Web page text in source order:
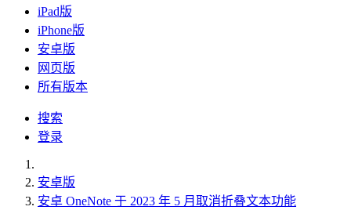
iPad版
iPhone版
安卓版
网页版
所有版本
搜索
登录
安卓版
安卓 OneNote 于 2023 年 5 月取消折叠文本功能